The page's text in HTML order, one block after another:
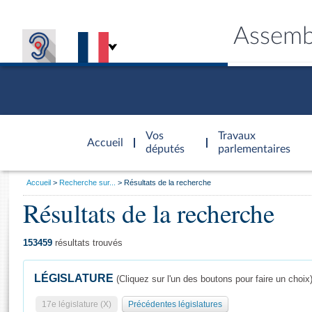
Accueil
d'accueil
Vos
députés
Travaux
parlementaires
Général
Vous
Accueil Recherche sur... Résultats de la recherche
Résultats de la recherche
153459 résultats trouvés
LÉGISLATURE (Cliquez sur l'un des boutons pour faire un choix)
17e législature (X) Précédentes législatures